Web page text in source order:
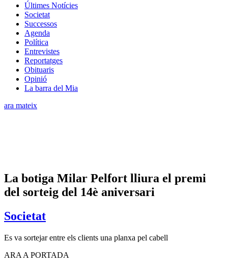
Últimes Notícies
Societat
Successos
Agenda
Política
Entrevistes
Reportatges
Obituaris
Opinió
La barra del Mia
ara mateix
La botiga Milar Pelfort lliura el premi
del sorteig del 14è aniversari
Societat
Es va sortejar entre els clients una planxa pel cabell
ARA A PORTADA